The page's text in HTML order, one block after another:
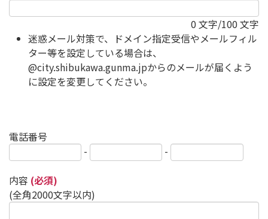
0 文字/100 文字
迷惑メール対策で、ドメイン指定受信やメールフィル
ター等を設定している場合は、
@city.shibukawa.gunma.jpからのメールが届くよう
に設定を変更してください。
電話番号
-
-
内容 (必須)
(全角2000文字以内)